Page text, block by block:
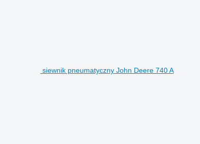
siewnik pneumatyczny John Deere 740 A